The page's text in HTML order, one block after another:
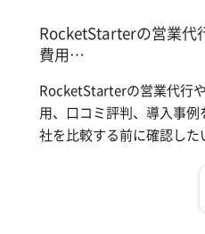
RocketStarterの営業代
費用…
RocketStarterの営業代行
用、口コミ評判、導入事
社を比較する前に確認した